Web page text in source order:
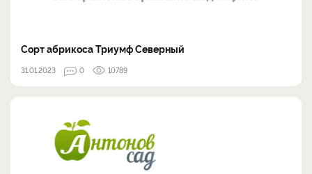
Сорт абрикоса Триумф Северный
31.01.2023 0 10789